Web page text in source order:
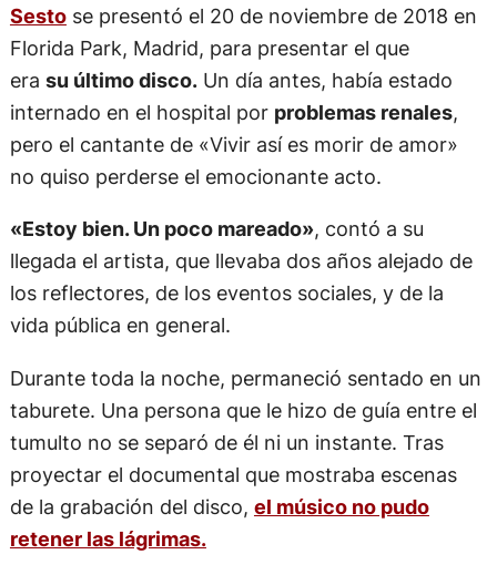
Sestose presentó el 20 de noviembre de 2018 en
Florida Park, Madrid, para presentar el que
era su último disco.Un día antes, había estado
internado en el hospital por problemas renales,
pero el cantante de «Vivir así es morir de amor»
no quiso perderse el emocionante acto.
«Estoy bien. Un poco mareado», contó a su
llegada el artista, que llevaba dos años alejado de
los reflectores, de los eventos sociales, y de la
vida pública en general.
Durante toda la noche, permaneció sentado en un
taburete. Una persona que le hizo de guía entre el
tumulto no se separó de él ni un instante. Tras
proyectar el documental que mostraba escenas
de la grabación del disco, el músico no pudo
retener las lágrimas.